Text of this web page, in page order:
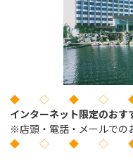
◆ ◇ ◆ ◇
インターネット限定のおす
※店頭・電話・メールでの
◆ ◇ ◆ ◇